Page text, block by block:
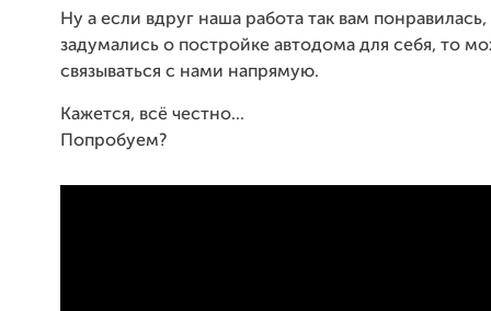
Ну а если вдруг наша работа так вам понравилась,
задумались о постройке автодома для себя, то
связываться с нами напрямую.
Кажется, всё честно...
Попробуем?